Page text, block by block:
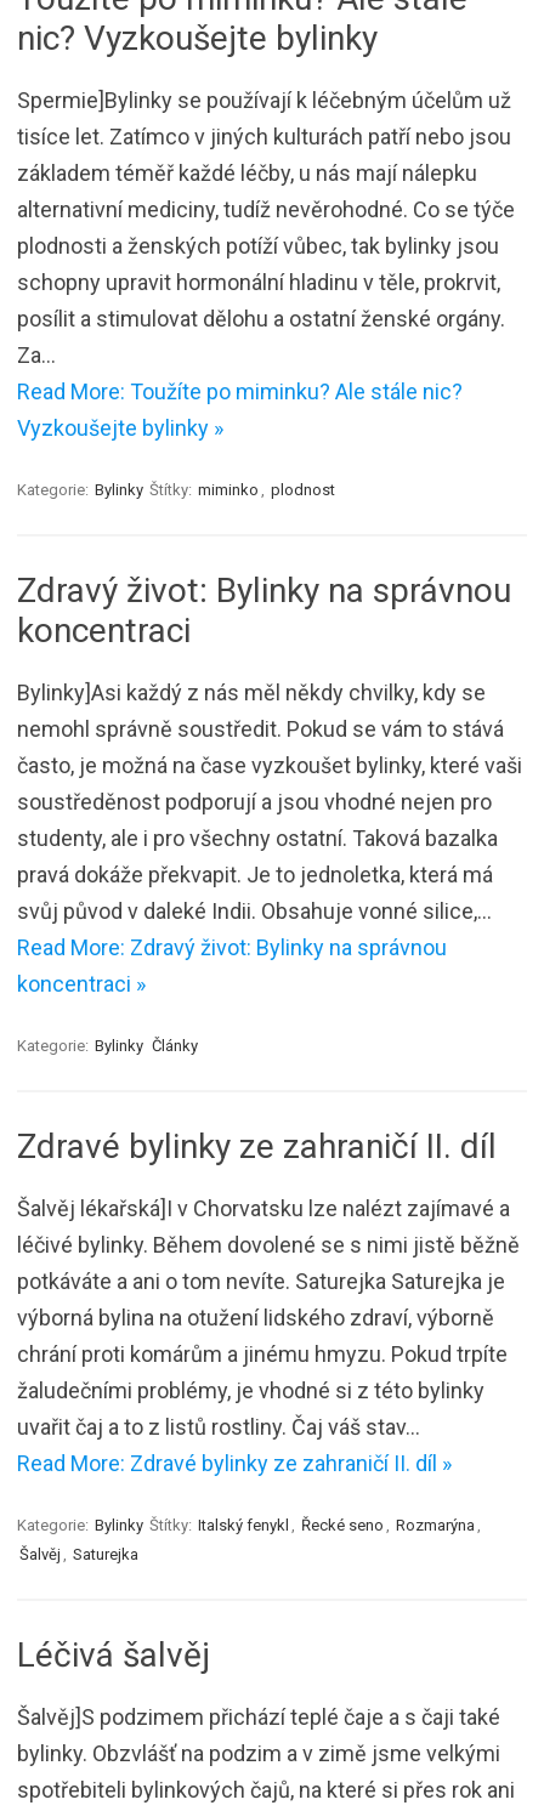
nic? Vyzkoušejte bylinky
Spermie]Bylinky se používají k léčebným účelům už
tisíce let. Zatímco v jiných kulturách patří nebo jsou
základem téměř každé léčby, u nás mají nálepku
alternativní mediciny, tudíž nevěrohodné. Co se týče
plodnosti a ženských potíží vůbec, tak bylinky jsou
schopny upravit hormonální hladinu v těle, prokrvit,
posílit a stimulovat dělohu a ostatní ženské orgány.
Za…
Read More: Toužíte po miminku? Ale stále nic?
Vyzkoušejte bylinky »
Kategorie: Bylinky Štítky: miminko plodnost
Zdravý život: Bylinky na správnou
koncentraci
Bylinky]Asi každý z nás měl někdy chvilky, kdy se
nemohl správně soustředit. Pokud se vám to stává
často, je možná na čase vyzkoušet bylinky, které vaši
soustředěnost podporují a jsou vhodné nejen pro
studenty, ale i pro všechny ostatní. Taková bazalka
pravá dokáže překvapit. Je to jednoletka, která má
svůj původ v daleké Indii. Obsahuje vonné silice,…
Read More: Zdravý život: Bylinky na správnou
koncentraci »
Kategorie: Bylinky Články
Zdravé bylinky ze zahraničí II. díl
Šalvěj lékařská]I v Chorvatsku lze nalézt zajímavé a
léčivé bylinky. Během dovolené se s nimi jistě běžně
potkáváte a ani o tom nevíte. Saturejka Saturejka je
výborná bylina na otužení lidského zdraví, výborně
chrání proti komárům a jinému hmyzu. Pokud trpíte
žaludečními problémy, je vhodné si z této bylinky
uvařit čaj a to z listů rostliny. Čaj váš stav…
Read More: Zdravé bylinky ze zahraničí II. díl »
Kategorie: Bylinky Štítky: Italský fenykl Řecké seno Rozmarýna
Šalvěj
Saturejka
Léčivá šalvěj
Šalvěj]S podzimem přichází teplé čaje a s čaji také
bylinky. Obzvlášť na podzim a v zimě jsme velkými
spotřebiteli bylinkových čajů, na které si přes rok ani